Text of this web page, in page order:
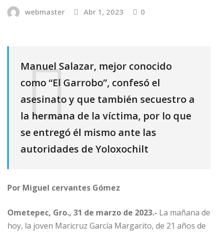
webmaster Abr 1, 2023 0
Manuel Salazar, mejor conocido
como “El Garrobo”, confesó el
asesinato y que también secuestro a
la hermana de la víctima, por lo que
se entregó él mismo ante las
autoridades de Yoloxochilt
Por Miguel cervantes Gómez
Ometepec, Gro., 31 de marzo de 2023.- La mañana de
hoy, la joven Maricruz García Margarito, de 21 años de